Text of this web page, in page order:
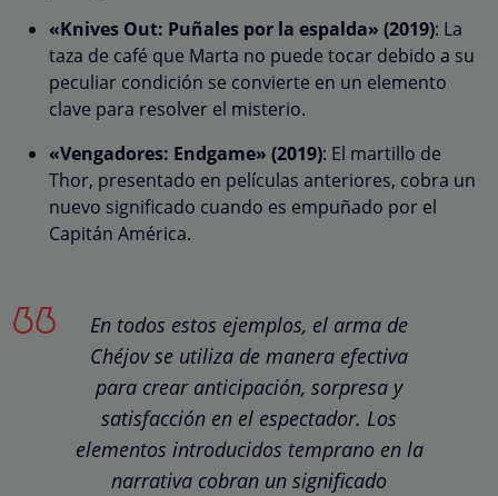
«Knives Out: Puñales por la espalda» (2019): La
taza de café que Marta no puede tocar debido a su
peculiar condición se convierte en un elemento
clave para resolver el misterio.
«Vengadores: Endgame» (2019): El martillo de
Thor, presentado en películas anteriores, cobra un
nuevo significado cuando es empuñado por el
Capitán América.
En todos estos ejemplos, el arma de
Chéjov se utiliza de manera efectiva
para crear anticipación, sorpresa y
satisfacción en el espectador. Los
elementos introducidos temprano en la
narrativa cobran un significado